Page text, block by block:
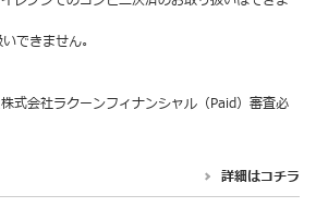
できません。
式会社ラクーンフィナンシャル（Paid）審査必
詳細はコチラ